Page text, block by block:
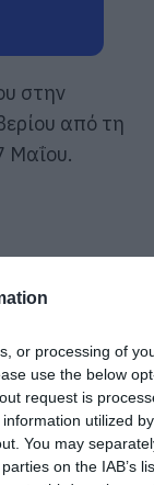
or processing of
use the below
request is
utilized
You may
on the IAB’s
στην
από τη
Μαΐου.